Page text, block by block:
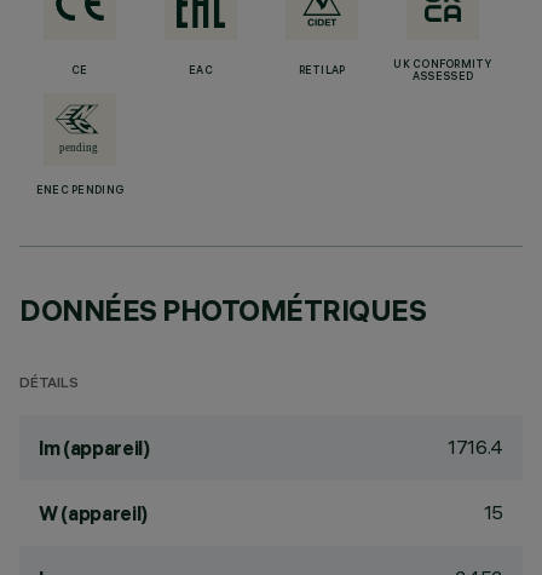
CE EAC RETILAP
UK CONFORMITY
ASSESSED
ENEC PENDING
DONNÉES PHOTOMÉTRIQUES
DÉTAILS
lm (appareil) 1716.4
W (appareil) 15